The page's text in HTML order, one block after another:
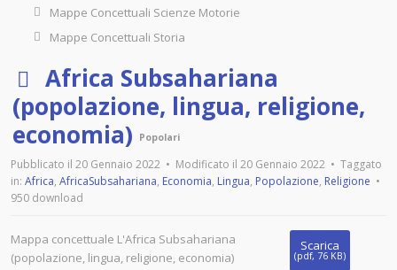
Mappe Concettuali Scienze Motorie
Mappe Concettuali Storia
p
d
f
Africa Subsahariana
(popolazione, lingua, religione,
economia)
Popolari
Pubblicato il 20 Gennaio 2022 Modificato il 20 Gennaio 2022
Taggato
in: Africa, AfricaSubsahariana, Economia, Lingua, Popolazione, Religione
950 download
Scarica
(pdf, 76 KB)
Mappa concettuale L'Africa Subsahariana
(popolazione, lingua, religione, economia)